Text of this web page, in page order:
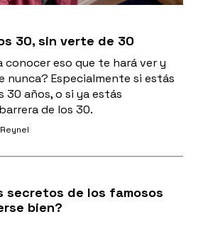
30, sin verte de 30
eso que te hará ver y
nunca? Especialmente si estás
años, o si ya estás
de los 30.
secretos de los famosos
bien?